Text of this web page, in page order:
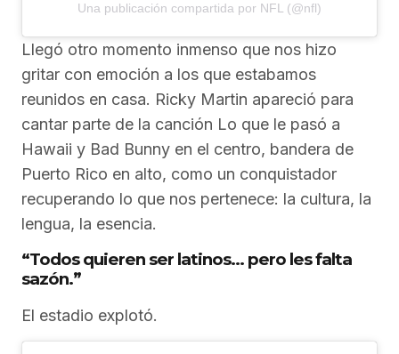
Una publicación compartida por NFL (@nfl)
Llegó otro momento inmenso que nos hizo
gritar con emoción a los que estabamos
reunidos en casa. Ricky Martin apareció para
cantar parte de la canción Lo que le pasó a
Hawaii y Bad Bunny en el centro, bandera de
Puerto Rico en alto, como un conquistador
recuperando lo que nos pertenece: la cultura, la
lengua, la esencia.
“Todos quieren ser latinos… pero les falta
sazón.”
El estadio explotó.